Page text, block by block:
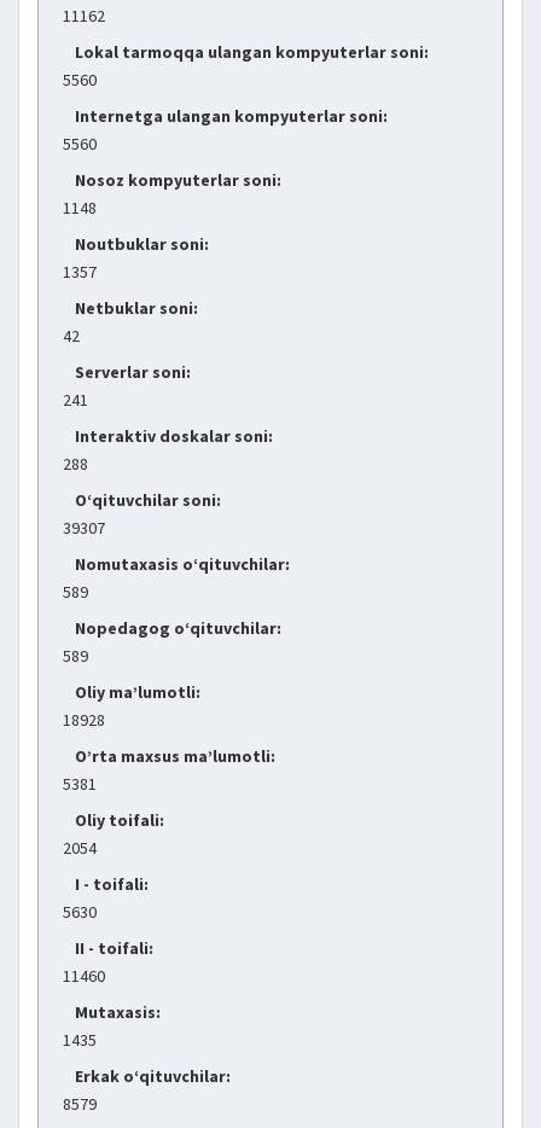
11162
Lokal tarmoqqa ulangan kompyuterlar soni:
5560
Internetga ulangan kompyuterlar soni:
5560
Nosoz kompyuterlar soni:
1148
Noutbuklar soni:
1357
Netbuklar soni:
42
Serverlar soni:
241
Interaktiv doskalar soni:
288
O‘qituvchilar soni:
39307
Nomutaxasis o‘qituvchilar:
589
Nopedagog o‘qituvchilar:
589
Oliy ma’lumotli:
18928
O’rta maxsus ma’lumotli:
5381
Oliy toifali:
2054
I - toifali:
5630
II - toifali:
11460
Mutaxasis:
1435
Erkak o‘qituvchilar:
8579